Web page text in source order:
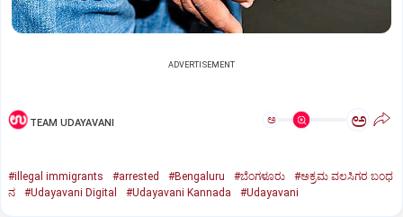
ADVERTISEMENT
TEAM UDAYAVANI ಅ ಅ
#illegal immigrants #arrested #Bengaluru #ಬೆಂಗಳೂರು
#ಅಕ್ರಮ ವಲಸಿಗರ ಬಂಧ
ನ
#Udayavani Digital #Udayavani Kannada #Udayavani